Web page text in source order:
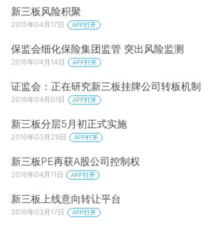
新三板风险积聚
2015年04月17日 APP打开
保监会细化保险集团监管 突出风险监测
2016年04月14日 APP打开
证监会：正在研究新三板挂牌公司转板机制
2016年04月01日 APP打开
新三板分层5月初正式实施
2016年03月29日 APP打开
新三板PE再获A股公司控制权
2016年04月11日 APP打开
新三板上线意向转让平台
2016年03月17日 APP打开